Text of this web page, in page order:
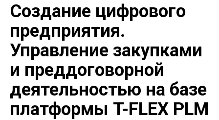
Создание цифрового
предприятия.
Управление закупками
и преддоговорной
деятельностью на базе
платформы T-FLEX PLM